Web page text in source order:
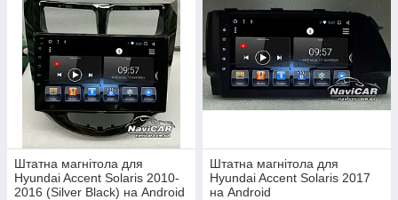
Штатна магнітола для
Hyundai Accent Solaris 2010-
2016 (Silver Black) на Android
Штатна магнітола для
Hyundai Accent Solaris 2017
на Android